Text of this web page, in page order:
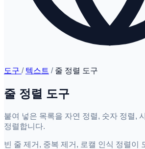
도구 / 텍스트 / 줄 정렬 도구
줄 정렬 도구
붙여 넣은 목록을 자연 정렬, 숫자 정렬,
정렬합니다.
빈 줄 제거, 중복 제거, 로캘 인식 정렬이